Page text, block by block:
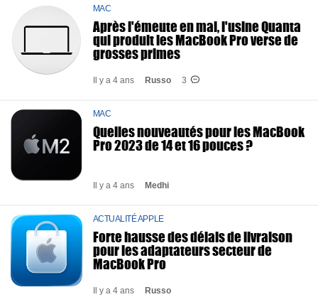
MAC
Après l'émeute en mai, l'usine Quanta
qui produit les MacBook Pro verse de
grosses primes
Il y a 4 ans Russo 3
MAC
Quelles nouveautés pour les MacBook
Pro 2023 de 14 et 16 pouces ?
Il y a 4 ans Medhi
ACTUALITÉ APPLE
Forte hausse des délais de livraison
pour les adaptateurs secteur de
MacBook Pro
Il y a 4 ans Russo